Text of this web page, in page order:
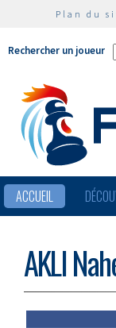
Plan du
Rechercher un joueur
ACCUEIL
AKLI